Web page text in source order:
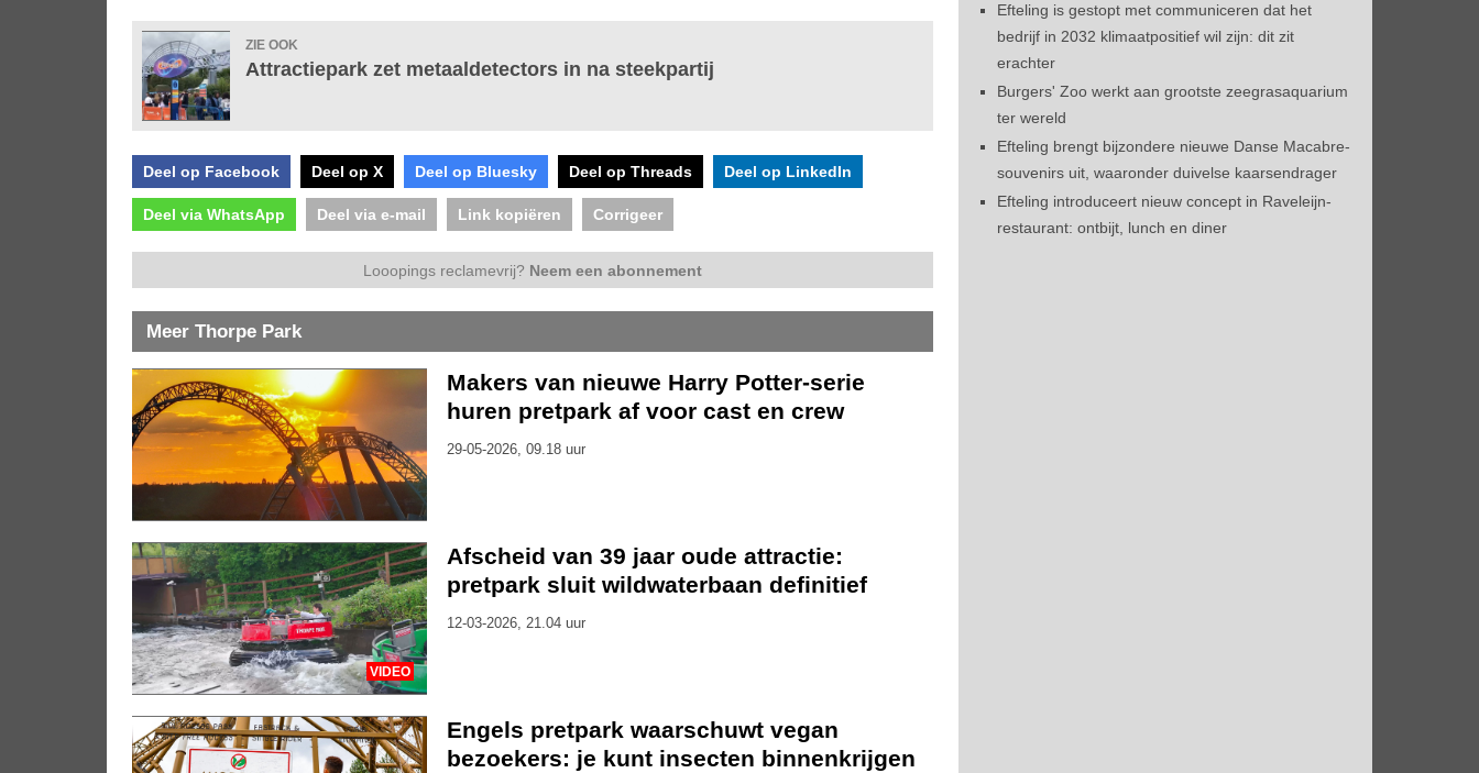
ZIE OOK
Attractiepark zet metaaldetectors in na steekpartij
Deel op Facebook Deel op X Deel op Bluesky Deel op Threads Deel op LinkedIn
Deel via WhatsApp Deel via e-mail Link kopiëren Corrigeer
Looopings reclamevrij? Neem een abonnement
Meer Thorpe Park
Makers van nieuwe Harry Potter-serie
huren pretpark af voor cast en crew
29-05-2026, 09.18 uur
VIDEO
Afscheid van 39 jaar oude attractie:
pretpark sluit wildwaterbaan definitief
12-03-2026, 21.04 uur
Engels pretpark waarschuwt vegan
bezoekers: je kunt insecten binnenkrijgen
Efteling is gestopt met communiceren dat het
bedrijf in 2032 klimaatpositief wil zijn: dit zit
erachter
Burgers' Zoo werkt aan grootste zeegrasaquarium
ter wereld
Efteling brengt bijzondere nieuwe Danse Macabre-
souvenirs uit, waaronder duivelse kaarsendrager
Efteling introduceert nieuw concept in Raveleijn-
restaurant: ontbijt, lunch en diner